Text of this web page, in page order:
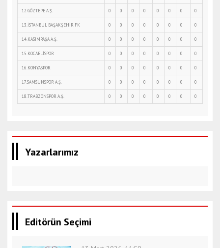
12.GÖZTEPE A.Ş. 0 0 0 0 0 0 0 0
13.İSTANBUL BAŞAKŞEHİR FK 0 0 0 0 0 0 0 0
14.KASIMPAŞA A.Ş. 0 0 0 0 0 0 0 0
15.KOCAELİSPOR 0 0 0 0 0 0 0 0
16.KONYASPOR 0 0 0 0 0 0 0 0
17.SAMSUNSPOR A.Ş. 0 0 0 0 0 0 0 0
18.TRABZONSPOR A.Ş. 0 0 0 0 0 0 0 0
Yazarlarımız
Editörün Seçimi